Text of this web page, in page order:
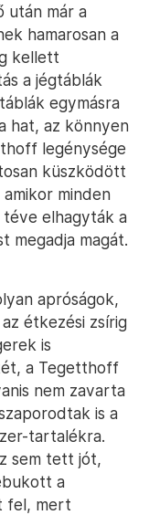
után már a
hamarosan a
kellett
a jégtáblák
egymásra
hat, az könnyen
legénysége
küszködött
minden
elhagyták a
megadja magát.
apróságok,
étkezési zsírig
is
a Tegetthoff
nem zavarta
is a
tartalékra.
sem tett jót,
a
fel, mert